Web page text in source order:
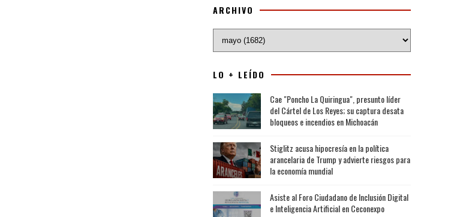
ARCHIVO
LO + LEÍDO
Cae "Poncho La Quiringua", presunto líder
del Cártel de Los Reyes; su captura desata
bloqueos e incendios en Michoacán
Stiglitz acusa hipocresía en la política
arancelaria de Trump y advierte riesgos para
la economía mundial
Asiste al Foro Ciudadano de Inclusión Digital
e Inteligencia Artificial en Ceconexpo